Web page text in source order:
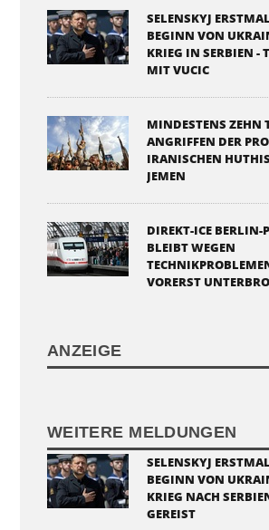
SELENSKYJ
BEGINN VON
KRIEG IN SERBIEN -
MIT VUCIC
MINDESTENS ZEHN
ANGRIFFEN DER
IRANISCHEN
JEMEN
DIREKT-ICE BERLIN-
BLEIBT WEGEN
VORERST
ANZEIGE
WEITERE MELDUNGEN
SELENSKYJ
BEGINN VON
KRIEG NACH
GEREIST